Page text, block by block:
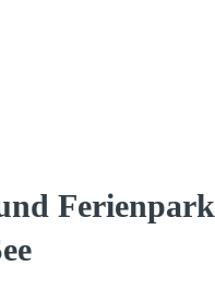
Ferienpark